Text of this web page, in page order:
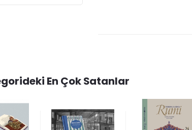
En Çok Satanlar